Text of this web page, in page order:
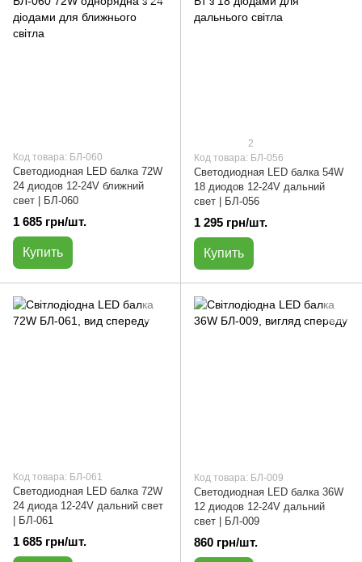
Код товара: БЛ-060
Светодиодная LED балка 72W
24 диодов 12-24V ближний
свет | БЛ-060
1 685 грн/шт.
Купить
2
Код товара: БЛ-056
Светодиодная LED балка 54W
18 диодов 12-24V дальний
свет | БЛ-056
1 295 грн/шт.
Купить
Код товара: БЛ-061
Светодиодная LED балка 72W
24 диода 12-24V дальний свет
| БЛ-061
1 685 грн/шт.
Код товара: БЛ-009
Светодиодная LED балка 36W
12 диодов 12-24V дальний
свет | БЛ-009
860 грн/шт.